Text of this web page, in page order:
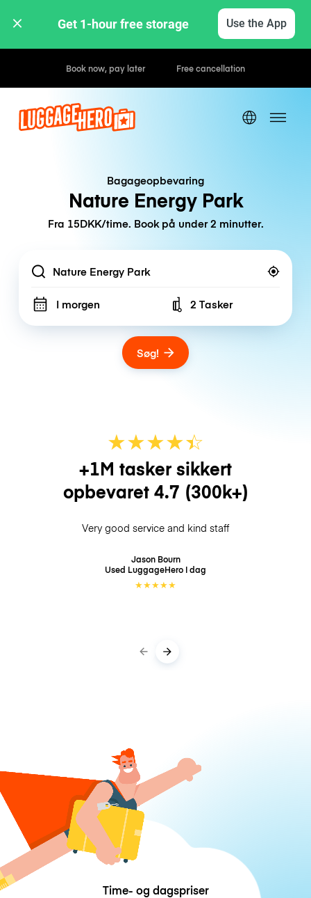
Get 1-hour free storage Use the App
Hourly / Daily Rates
Bagageopbevaring
Nature Energy Park
Fra 15DKK/time. Book på under 2 minutter.
Location
I morgen Number of bags
2 Tasker
Søg!
★★★★☆
★
+1M tasker sikkert
opbevaret 4.7 (300k+)
Very good service and kind staff
Jason Bourn
Used LuggageHero I dag
★★★★★
Time- og dagspriser